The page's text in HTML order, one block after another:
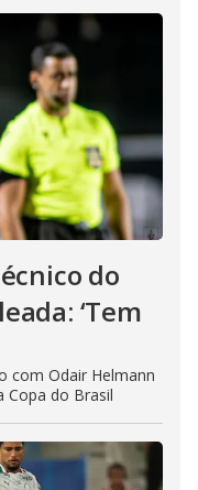
do
‘Tem
com Odair Helmann
Copa do Brasil